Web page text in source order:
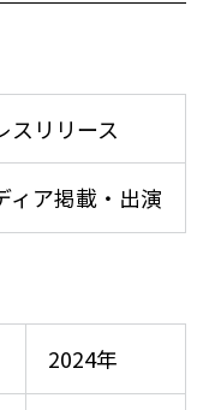
スリリース
ィア掲載・出演
2024年